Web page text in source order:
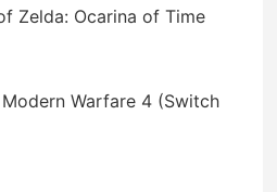
Zelda: Ocarina of Time
Warfare 4 (Switch